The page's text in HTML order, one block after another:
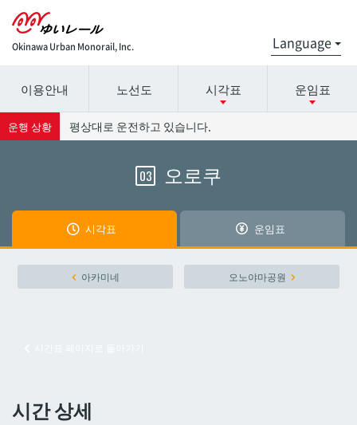
Okinawa Urban Monorail, Inc.
시간표 세부 정보의 방송국 이름을 선택하십시오.
나하공항
요금표에 대한 자세한 내용은 역 이름을 선택하십시오.
나하공항
이용안내 노선도 시각표 운임표
운행 상황 평상대로 운전하고 있습니다.
03 오로쿠
시각표 운임표
아카미네 오노야마공원
시간 상세